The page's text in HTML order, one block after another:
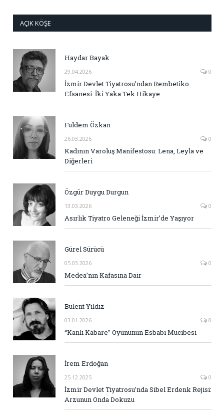
AÇIK KÖŞE
Haydar Bayak
29.04.2026 0
İzmir Devlet Tiyatrosu’ndan Rembetiko
Efsanesi: İki Yaka Tek Hikaye
Fuldem Özkan
26.03.2026 0
Kadının Varoluş Manifestosu: Lena, Leyla ve
Diğerleri
Özgür Duygu Durgun
13.03.2026 0
Asırlık Tiyatro Geleneği İzmir’de Yaşıyor
Gürel Sürücü
05.03.2026 0
Medea’nın Kafasına Dair
Bülent Yıldız
03.01.2026 0
“Kanlı Kabare” Oyununun Esbabı Mucibesi
İrem Erdoğan
25.12.2025 0
İzmir Devlet Tiyatrosu’nda Sibel Erdenk Rejisi:
Arzunun Onda Dokuzu